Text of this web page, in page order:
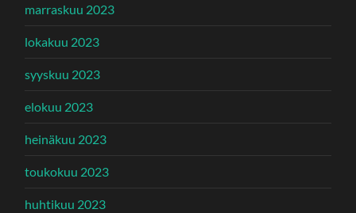
marraskuu 2023
lokakuu 2023
syyskuu 2023
elokuu 2023
heinäkuu 2023
toukokuu 2023
huhtikuu 2023